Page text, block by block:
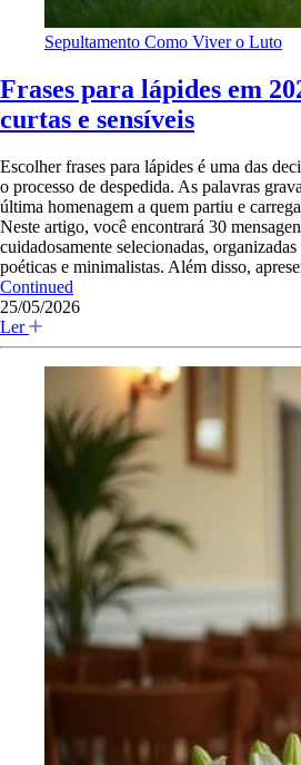
Sepultamento Como Viver o Luto
Frases para lápides em
curtas e sensíveis
Escolher frases para lápides é uma das
o processo de despedida. As palavras
última homenagem a quem partiu e
Neste artigo, você encontrará 30
cuidadosamente selecionadas,
poéticas e minimalistas. Além disso,
Continued
25/05/2026
Ler